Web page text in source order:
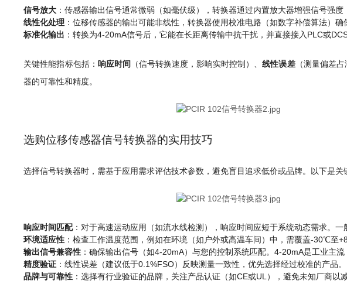
信号放大 ：传感器输出信号通常微弱（如毫伏级），转换器通过内置放大器增强信号强度
线性化处理 ：位移传感器的输出可能非线性，转换器使用校准电路（如数字补偿算法）
标准化输出 ：转换为4-20mA信号后，它能在长距离传输中抗干扰，并直接接入PLC或
关键性能指标包括： 响应时间 （信号转换速度，影响实时控制）、线性误差（测量偏差
器的可靠性和精度。
选购位移传感器信号转换器的实用技巧
选择信号转换器时，需基于应用需求评估技术参数，避免盲目追求低价或品牌。以下是关
响应时间匹配：对于高速运动应用（如流水线检测），响应时间应短于系统动态需求。
环境适应性 ：检查工作温度范围，例如在环境（如户外或高温车间）中，需覆盖-30℃
输出信号兼容性 ：确保输出信号（如4-20mA）与您的控制系统匹配。4-20mA是工业主流
精度验证 ：线性误差（建议低于0.1%FSO）反映测量一致性，优先选择经过校准的产品
品牌与可靠性 ：选择有行业验证的品牌，关注产品认证（如CE或UL），避免未知厂商以